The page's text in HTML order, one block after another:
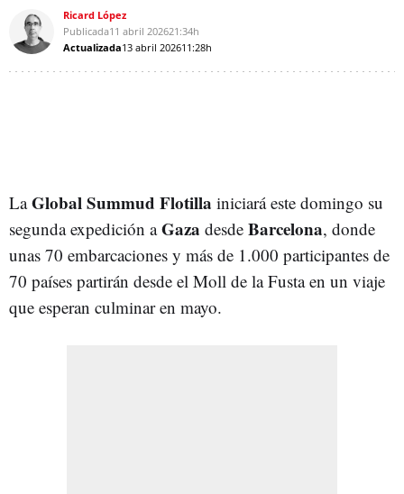
Ricard López
Publicada11 abril 202621:34h
Actualizada13 abril 202611:28h
LaGlobal Summud Flotilla iniciará este domingo su
segunda expedición aGaza desde Barcelona, donde
unas 70 embarcaciones y más de 1.000 participantes de
70 países partirán desde el Moll de la Fusta en un viaje
que esperan culminar en mayo.